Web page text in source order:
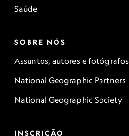
Saúde
SOBRE NÓS
Assuntos, autores e fotógrafos
National Geographic Partners
National Geographic Society
INSCRIÇÃO